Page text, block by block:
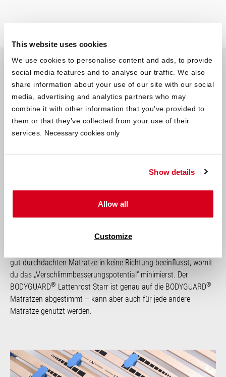
This website uses cookies
We use cookies to personalise content and ads, to provide
social media features and to analyse our traffic. We also
share information about your use of our site with our social
media, advertising and analytics partners who may
combine it with other information that you’ve provided to
them or that they’ve collected from your use of their
services. Necessary cookies only
Show details
Allow all
Customize
Lattenrost 80x200 cm
verstellbar und starr
Viele Lattenrost-Modelle sind verstellbar, damit du sie an deine
individuellen Bedürfnisse einstellen kannst. Der Härtegrad lässt
sich häufig mit Schiebereglern einstellen. Manchmal sind
Lattenrost 80x200 cm – Härtegrad einstellen
Viele Lattenrost-Modelle verfügen über Härteregler an einzelnen
Matratze. Der Vorteil eines starren Lattenrost 80x200 cm ohne
gut durchdachten Matratze in keine Richtung beeinflusst, womit
du das „Verschlimmbesserungspotential“ minimierst. Der
BODYGUARD® Lattenrost Starr ist genau auf die BODYGUARD®
Matratzen abgestimmt – kann aber auch für jede andere
Matratze genutzt werden.